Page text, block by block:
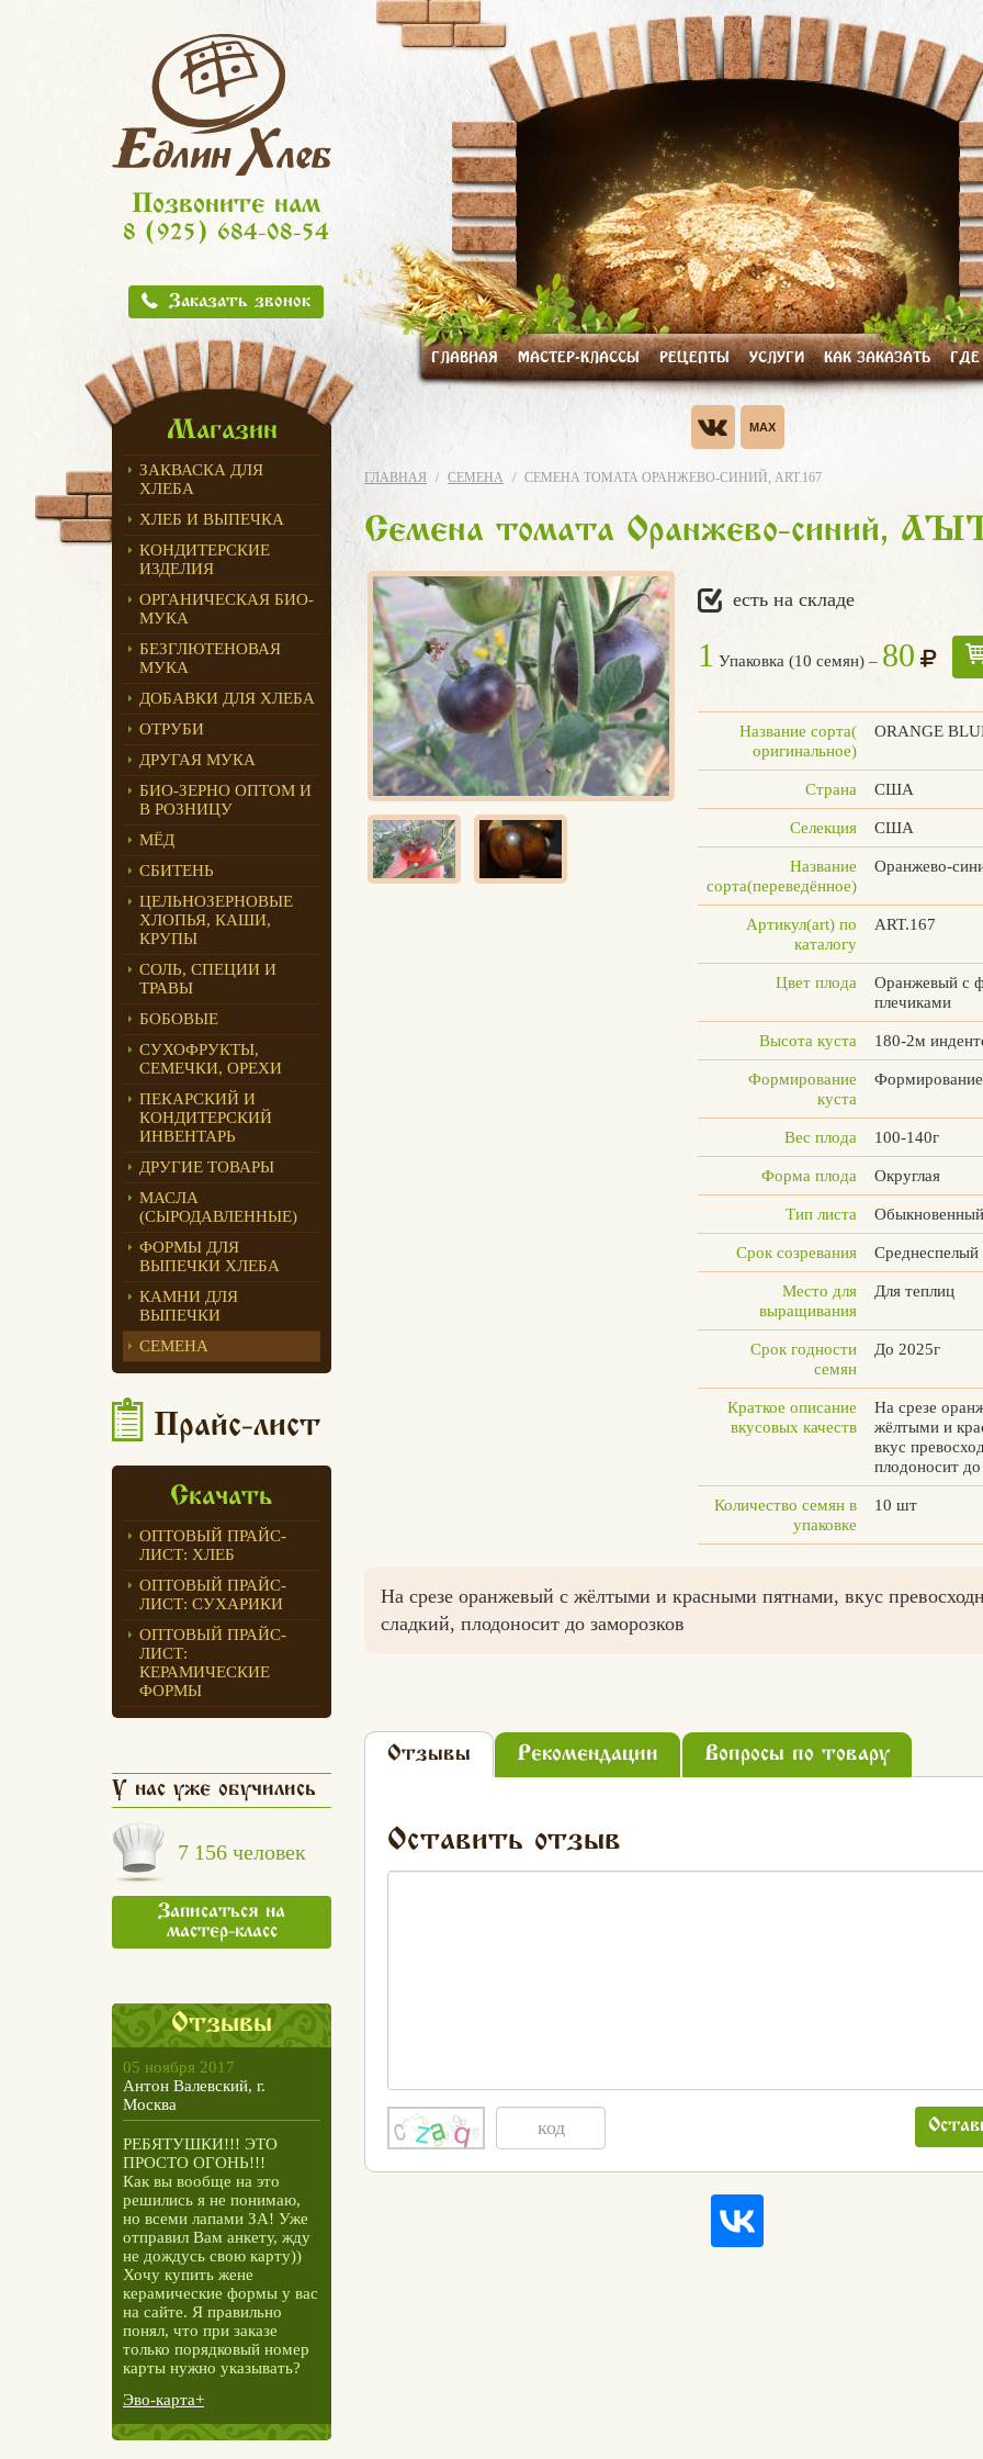
Едлин Хлеб
Позвоните нам
8 (925) 684-08-54
Заказать звонок
ГЛАВНАЯ МАСТЕР-КЛАССЫ РЕЦЕПТЫ УСЛУГИ КАК ЗАКАЗАТЬ ГДЕ
Магазин
ЗАКВАСКА ДЛЯ
ХЛЕБА
ХЛЕБ И ВЫПЕЧКА
КОНДИТЕРСКИЕ
ИЗДЕЛИЯ
ОРГАНИЧЕСКАЯ БИО-
МУКА
БЕЗГЛЮТЕНОВАЯ
МУКА
ДОБАВКИ ДЛЯ ХЛЕБА
ОТРУБИ
ДРУГАЯ МУКА
БИО-ЗЕРНО ОПТОМ И
В РОЗНИЦУ
МЁД
СБИТЕНЬ
ЦЕЛЬНОЗЕРНОВЫЕ
ХЛОПЬЯ, КАШИ,
КРУПЫ
СОЛЬ, СПЕЦИИ И
ТРАВЫ
БОБОВЫЕ
СУХОФРУКТЫ,
СЕМЕЧКИ, ОРЕХИ
ПЕКАРСКИЙ И
КОНДИТЕРСКИЙ
ИНВЕНТАРЬ
ДРУГИЕ ТОВАРЫ
МАСЛА
(СЫРОДАВЛЕННЫЕ)
ФОРМЫ ДЛЯ
ВЫПЕЧКИ ХЛЕБА
КАМНИ ДЛЯ
ВЫПЕЧКИ
СЕМЕНА
Прайс-лист
Скачать
ОПТОВЫЙ ПРАЙС-
ЛИСТ: ХЛЕБ
ОПТОВЫЙ ПРАЙС-
ЛИСТ: СУХАРИКИ
ОПТОВЫЙ ПРАЙС-
ЛИСТ:
КЕРАМИЧЕСКИЕ
ФОРМЫ
У нас уже обучились
7 156 человек
Записаться на
мастер-класс
Отзывы
05 ноября 2017
Антон Валевский, г.
Москва
РЕБЯТУШКИ!!! ЭТО
ПРОСТО ОГОНЬ!!!
Как вы вообще на это
решились я не понимаю,
но всеми лапами ЗА! Уже
отправил Вам анкету, жду
не дождусь свою карту))
Хочу купить жене
керамические формы у вас
на сайте. Я правильно
понял, что при заказе
только порядковый номер
карты нужно указывать?
Эво-карта+
Вконтакте
Max
ГЛАВНАЯ СЕМЕНА СЕМЕНА ТОМАТА ОРАНЖЕВО-СИНИЙ, ART.167
Семена томата Оранжево-синий,
есть на складе
1 Упаковка (10 семян) – 80
Название сорта(
оригинальное)
ORANGE
Страна США
Селекция США
Название
сорта(переведённое)
Оранжево-
Артикул(art) по
каталогу
ART.167
Цвет плода
Оранжевый с
плечиками
Высота куста 180-2м
Формирование
куста
Формирование
Вес плода 100-140г
Форма плода Округлая
Тип листа Обыкновенный
Срок созревания Среднеспелый
Место для
выращивания
Для теплиц
Срок годности
семян
До 2025г
Краткое описание
вкусовых качеств
На срезе
жёлтыми и
вкус
плодоносит
Количество семян в
упаковке
10 шт
На срезе оранжевый с жёлтыми и красными пятнами, вкус
сладкий, плодоносит до заморозков
Отзывы Рекомендации Вопросы по товару
Оставить отзыв